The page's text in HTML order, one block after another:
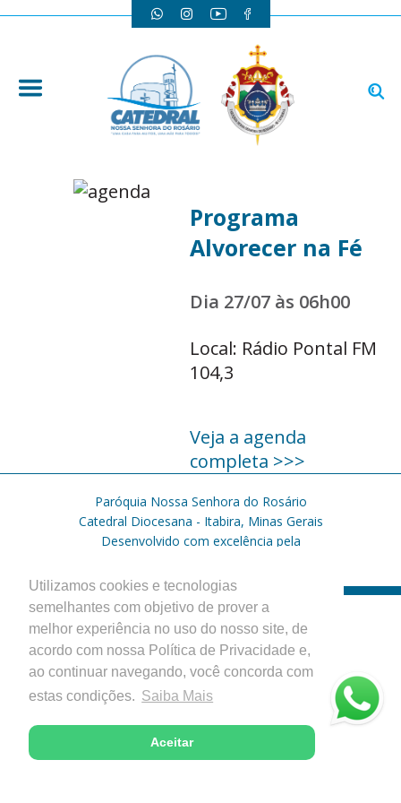
Utilizamos cookies e tecnologias
semelhantes com objetivo de prover a
melhor experiência no uso do nosso site, de
acordo com nossa Política de Privacidade e,
ao continuar navegando, você concorda com
estas condições. Saiba Mais
Aceitar
Programa
Alvorecer na Fé
Dia 27/07 às 06h00
Local: Rádio Pontal FM
104,3
Veja a agenda
completa >>>
Paróquia Nossa Senhora do Rosário
Catedral Diocesana - Itabira, Minas Gerais
Desenvolvido com excelência pela